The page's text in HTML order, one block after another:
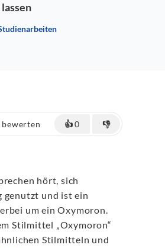
👍0 👎
hört, sich
genutzt und ist ein
um ein Oxymoron.
Stilmittel „Oxymoron“
Stilmitteln und